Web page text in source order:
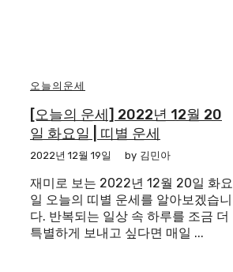
오늘의운세
[오늘의 운세] 2022년 12월 20
일 화요일 | 띠별 운세
2022년 12월 19일 by 김민아
재미로 보는 2022년 12월 20일 화요
일 오늘의 띠별 운세를 알아보겠습니
다. 반복되는 일상 속 하루를 조금 더
특별하게 보내고 싶다면 매일 ...